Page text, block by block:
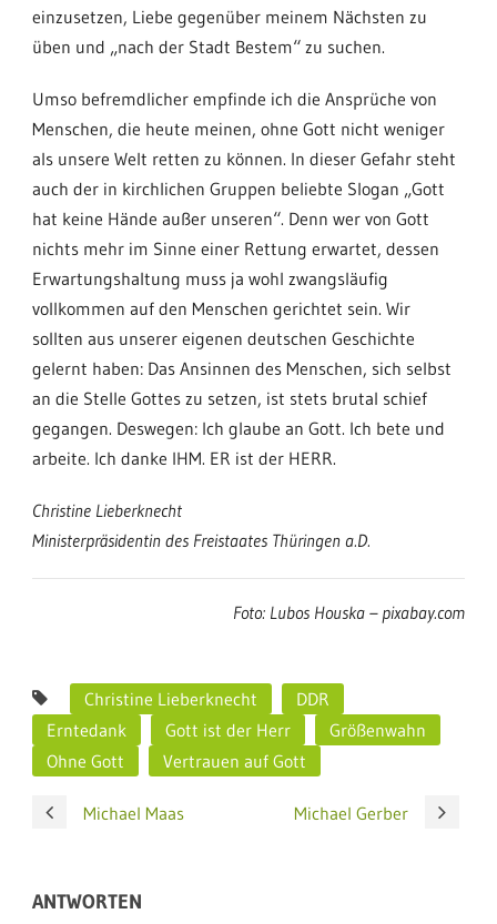
einzusetzen, Liebe gegenüber meinem Nächsten zu
üben und „nach der Stadt Bestem“ zu suchen.
Umso befremdlicher empfinde ich die Ansprüche von
Menschen, die heute meinen, ohne Gott nicht weniger
als unsere Welt retten zu können. In dieser Gefahr steht
auch der in kirchlichen Gruppen beliebte Slogan „Gott
hat keine Hände außer unseren“. Denn wer von Gott
nichts mehr im Sinne einer Rettung erwartet, dessen
Erwartungshaltung muss ja wohl zwangsläufig
vollkommen auf den Menschen gerichtet sein. Wir
sollten aus unserer eigenen deutschen Geschichte
gelernt haben: Das Ansinnen des Menschen, sich selbst
an die Stelle Gottes zu setzen, ist stets brutal schief
gegangen. Deswegen: Ich glaube an Gott. Ich bete und
arbeite. Ich danke IHM. ER ist der HERR.
Christine Lieberknecht
Ministerpräsidentin des Freistaates Thüringen a.D.
Foto: Lubos Houska – pixabay.com
Christine Lieberknecht
DDR
Erntedank
Gott ist der Herr
Größenwahn
Ohne Gott
Vertrauen auf Gott
Michael Maas Michael Gerber
ANTWORTEN